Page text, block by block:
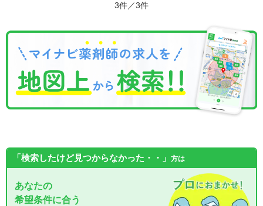
3件／3件
「検索したけど見つからなかった・・」 方は
あなたの
希望条件に合う